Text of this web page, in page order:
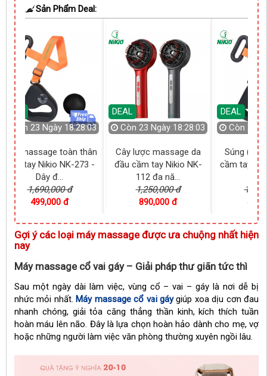
Sản Phẩm Deal:
DEAL
Còn 23 Ngày 18:28:03
Máy massage toàn thân
cầm tay Nikio NK-273 -
Dây đ...
1,690,000 đ
499,000 đ
DEAL
Còn 23 Ngày 18:28:03
Cây lược massage da
đầu cầm tay Nikio NK-
112 đa nă...
1,250,000 đ
890,000 đ
DEAL
Còn 23
Súng
cầm tay
Gợi ý các loại máy massage được ưa chuộng nhất hiện
nay
Máy massage cổ vai gáy – Giải pháp thư giãn tức thì
Sau một ngày dài làm việc, vùng cổ – vai – gáy là nơi dễ bị
nhức mỏi nhất.Máy massage cổ vai gáygiúp xoa dịu cơn đau
nhanh chóng, giải tỏa căng thẳng thần kinh, kích thích tuần
hoàn máu lên não. Đây là lựa chọn hoàn hảo dành cho mẹ, vợ
hoặc những người làm việc văn phòng thường xuyên ngồi lâu.